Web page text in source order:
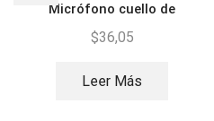
Micrófono cuello de
Ganzo
$36,05
Leer Más